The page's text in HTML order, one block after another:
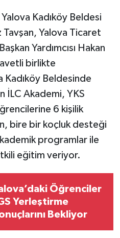
Yalova Kadıköy Beldesi
Tavşan, Yalova Ticaret
Yardımcısı Hakan
birlikte
Beldesinde
İLC Akademi, YKS
6 kişilik
bire bir koçluk desteği
programlar ile
eğitim veriyor.
Öğrenciler
Yerleştirme
Bekliyor